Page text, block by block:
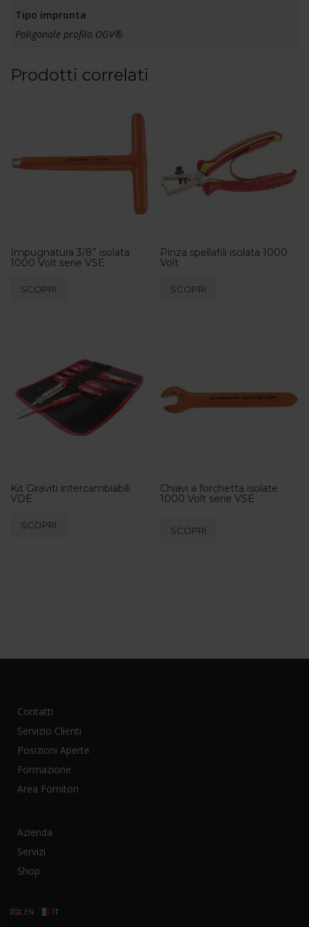
Tipo impronta
Poligonale profilo OGV®
Prodotti correlati
Impugnatura 3/8” isolata
1000 Volt serie VSE
SCOPRI
Pinza spellafili isolata 1000
Volt
SCOPRI
Kit Giraviti intercambiabili
VDE
SCOPRI
Chiavi a forchetta isolate
1000 Volt serie VSE
SCOPRI
Contatti
Servizio Clienti
Posizioni Aperte
Formazione
Area Fornitori
Azienda
Servizi
Shop
EN IT